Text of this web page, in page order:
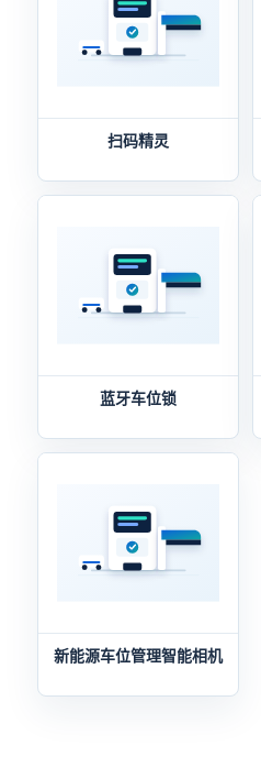
扫码精灵
蓝牙车位锁
新能源车位管理智能相机